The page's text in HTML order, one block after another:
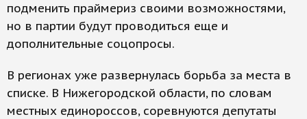
подменить праймериз своими возможностями,
но в партии будут проводиться еще и
дополнительные соцопросы.
В регионах уже развернулась борьба за места в
списке. В Нижегородской области, по словам
местных единороссов, соревнуются депутаты